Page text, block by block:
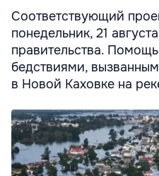
Соответствующий
понедельник, 21
правительства.
бедствиями,
в Новой Каховке на